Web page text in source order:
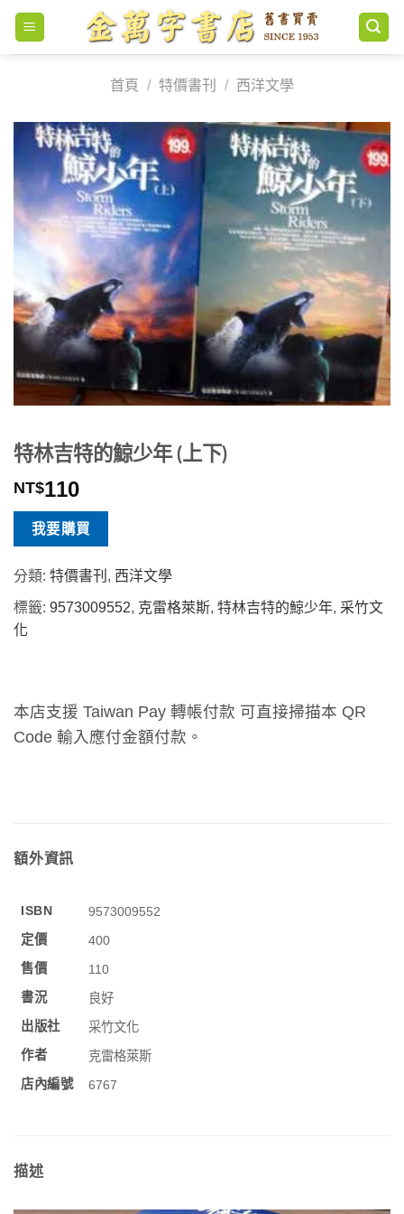
Skip
content
首頁
/ 特價書刊 / 西洋文學
特林吉特的鯨少年 (上下)
NT$110
我要購買
分類: 特價書刊 , 西洋文學
標籤: 9573009552, 克雷格萊斯, 特林吉特的鯨少年, 采竹文
化
本店支援 Taiwan Pay 轉帳付款 可直接掃描本 QR
Code 輸入應付金額付款。
額外資訊
ISBN
9573009552
定價
400
售價
110
書況
良好
出版社
采竹文化
作者
克雷格萊斯
店內編號
6767
描述